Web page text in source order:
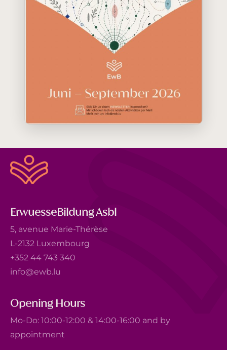
ErwuesseBildung Asbl
5, avenue Marie-Thérèse
L-2132 Luxembourg
+352 44 743 340
info@ewb.lu
Opening Hours
Mo-Do: 10:00-12:00 & 14:00-16:00 and by
appointment